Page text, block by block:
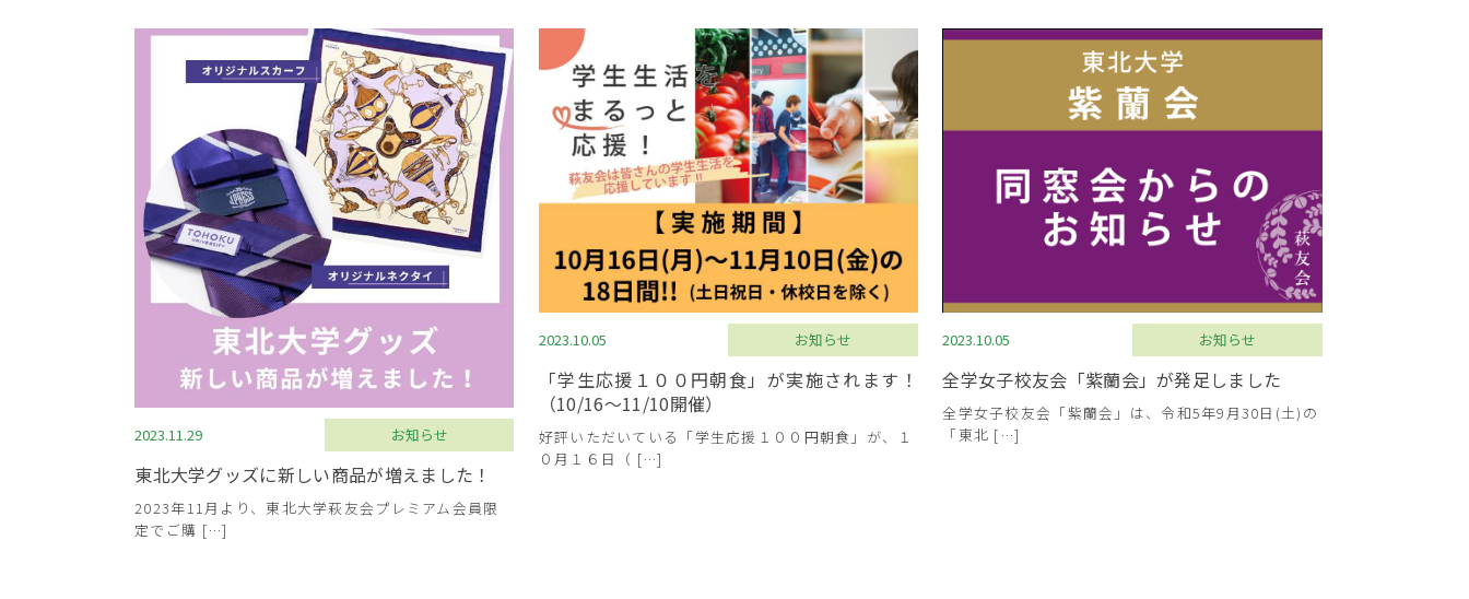
2023.11.29 お知らせ
東北大学グッズに新しい商品が増えました！
2023年11月より、東北大学萩友会プレミアム会員限
定でご購 […]
2023.10.05 お知らせ
「学生応援１００円朝食」が実施されます！
（10/16～11/10開催）
好評いただいている「学生応援１００円朝食」が、１
０月１６日（ […]
2023.10.05 お知らせ
全学女子校友会「紫蘭会」が発足しました
全学女子校友会「紫蘭会」は、令和5年9月30日(土)の
「東北 […]